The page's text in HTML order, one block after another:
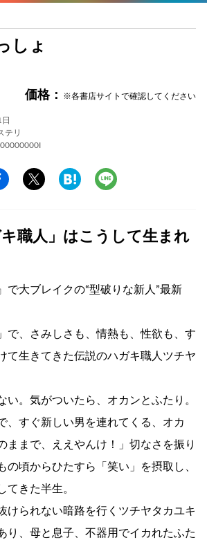
しょ
価格： ※各書店サイトで確認してください
テリ
キ職人」はこうして生まれ
で大ブレイクの“型破りな新人”最新
で、さみしさも、情熱も、性欲も、す
て生きてきた伝説のハガキ職人ツチヤ
い。気がついたら、オカンとふたり。
、すぐ新しい男を連れてくる、オカ
ままで、ええやんけ！」切なさを振り
の頃からひたすら「笑い」を摂取し、
てきた半生。
けられない暗路を行くツチヤタカユキ
り、母と息子、不器用でイカれたふた